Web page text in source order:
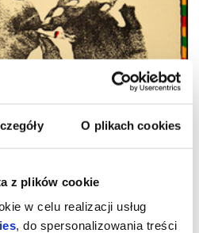
O plikach cookies
z plików cookie
w celu realizacji usług
, do spersonalizowania treści